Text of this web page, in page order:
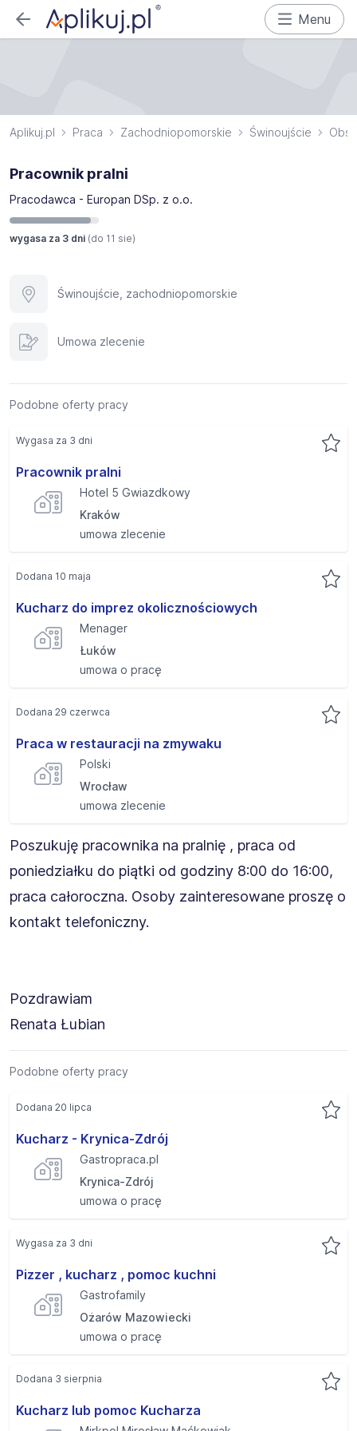
Menu
Aplikuj.pl Praca Zachodniopomorskie Świnoujście
Pracownik pralni
Pracodawca - Europan DSp. z o.o.
wygasa za 3 dni (do 11 sie)
Świnoujście, zachodniopomorskie
Umowa zlecenie
Podobne oferty pracy
Pracownik pralni
Hotel 5 Gwiazdkowy
Kraków
umowa zlecenie
Wygasa za 3 dni
Kucharz do imprez okolicznościowych
Menager
Łuków
umowa o pracę
Dodana 10 maja
Praca w restauracji na zmywaku
Polski
Wrocław
umowa zlecenie
Dodana 29 czerwca
Poszukuję pracownika na pralnię , praca od
poniedziałku do piątki od godziny 8:00 do 16:00,
praca całoroczna. Osoby zainteresowane proszę o
kontakt telefoniczny.
Pozdrawiam
Renata Łubian
Podobne oferty pracy
Kucharz - Krynica-Zdrój
Gastropraca.pl
Krynica-Zdrój
umowa o pracę
Dodana 20 lipca
Pizzer , kucharz , pomoc kuchni
Gastrofamily
Ożarów Mazowiecki
umowa o pracę
Wygasa za 3 dni
Kucharz lub pomoc Kucharza
Dodana 3 sierpnia